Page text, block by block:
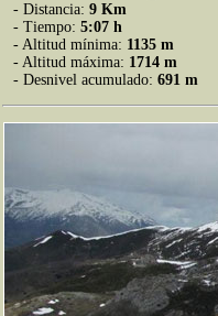
- Distancia: 9 Km
- Tiempo: 5:07 h
- Altitud mínima: 1135 m
- Altitud máxima: 1714 m
- Desnivel acumulado: 691 m